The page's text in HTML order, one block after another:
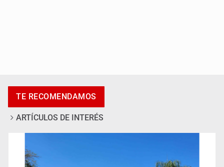
TE RECOMENDAMOS
ARTÍCULOS DE INTERÉS